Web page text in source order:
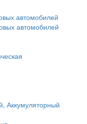
автомобилей
автомобилей
Аккумуляторный